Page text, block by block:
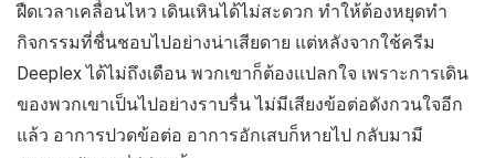
ฝืดเวลาเคลื่อนไหว เดินเหินได้ไม่สะดวก ทำให้ต้องหยุดทำ
กิจกรรมที่ชื่นชอบไปอย่างน่าเสียดาย แต่หลังจากใช้ครีม
Deeplex ได้ไม่ถึงเดือน พวกเขาก็ต้องแปลกใจ เพราะการเดิน
ของพวกเขาเป็นไปอย่างราบรื่น ไม่มีเสียงข้อต่อดังกวนใจอีก
แล้ว อาการปวดข้อต่อ อาการอักเสบก็หายไป กลับมามี